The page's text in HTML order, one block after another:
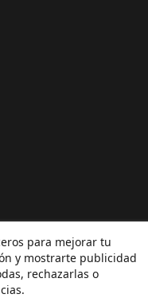
para mejorar tu
y mostrarte publicidad
rechazarlas o
S.L. CIF